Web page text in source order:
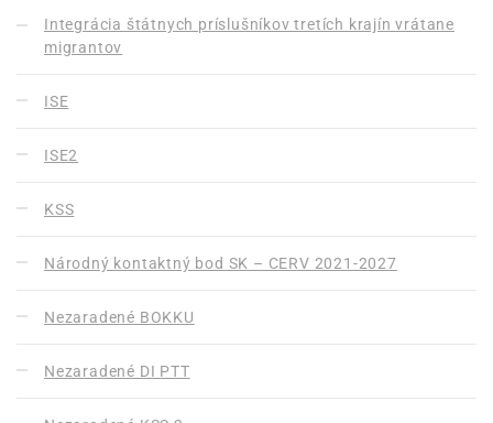
Integrácia štátnych príslušníkov tretích krajín vrátane
migrantov
ISE
ISE2
KSS
Národný kontaktný bod SK – CERV 2021-2027
Nezaradené BOKKU
Nezaradené DI PTT